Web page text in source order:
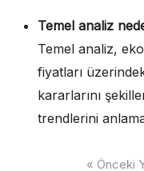
Temel analiz
Temel analiz,
fiyatları
kararlarını
trendlerini
« Önceki